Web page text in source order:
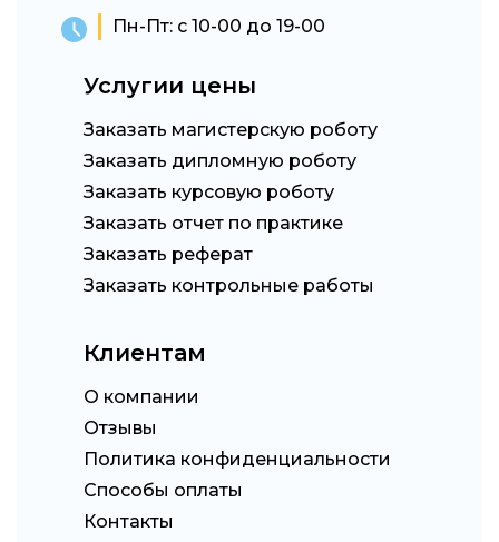
Пн-Пт: с 10-00 до 19-00
Услугии цены
Заказать магистерскую роботу
Заказать дипломную роботу
Заказать курсовую роботу
Заказать отчет по практике
Заказать реферат
Заказать контрольные работы
Клиентам
О компании
Отзывы
Политика конфиденциальности
Способы оплаты
Контакты